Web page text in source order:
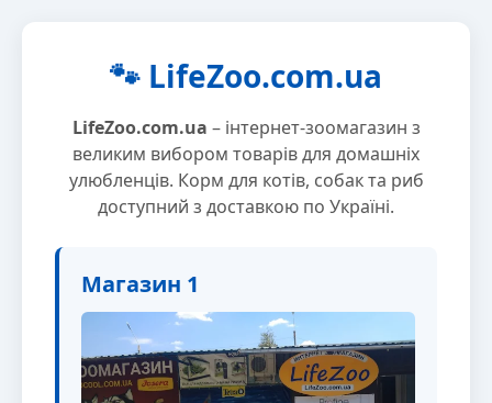
🐾 LifeZoo.com.ua
LifeZoo.com.ua – інтернет-зоомагазин з
великим вибором товарів для домашніх
улюбленців. Корм для котів, собак та риб
доступний з доставкою по Україні.
Магазин 1